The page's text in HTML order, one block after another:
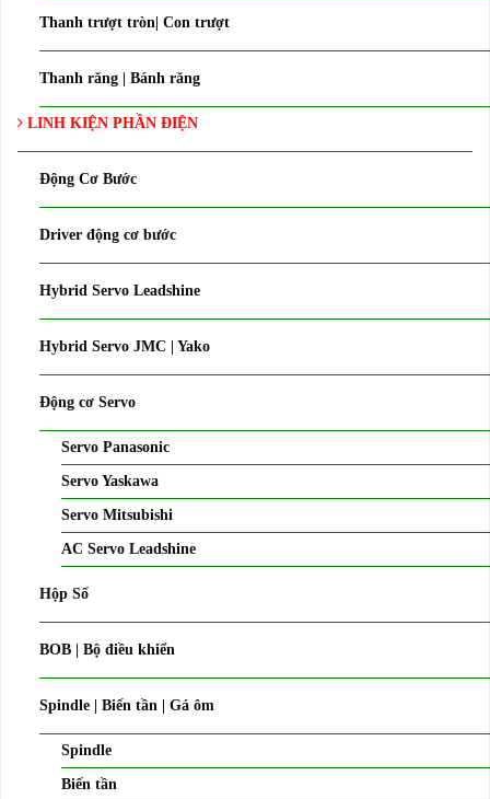
Thanh trượt tròn| Con trượt
Thanh răng | Bánh răng
LINH KIỆN PHẦN ĐIỆN
Động Cơ Bước
Driver động cơ bước
Hybrid Servo Leadshine
Hybrid Servo JMC | Yako
Động cơ Servo
Servo Panasonic
Servo Yaskawa
Servo Mitsubishi
AC Servo Leadshine
Hộp Số
BOB | Bộ điều khiển
Spindle | Biến tần | Gá ôm
Spindle
Biến tần